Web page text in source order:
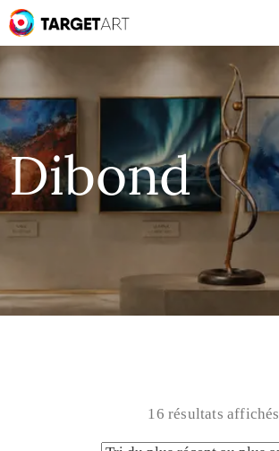
Dibond
16 résultats affichés